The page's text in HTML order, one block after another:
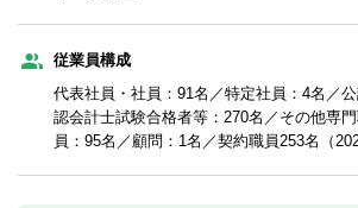
従業員構成
代表社員・社員：91名／特定社員：4名／
認会計士試験合格者等：270名／その他専
員：95名／顧問：1名／契約職員253名（